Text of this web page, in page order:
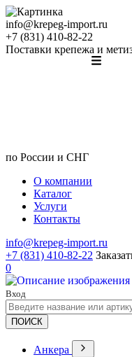
info@krepeg-import.ru
+7 (831) 410-82-22
Поставки крепежа и
по России и СНГ
О компании
Каталог
Услуги
Контакты
info@krepeg-import.ru
+7 (831) 410-82-22
0
Вход
ПОИСК
Анкера